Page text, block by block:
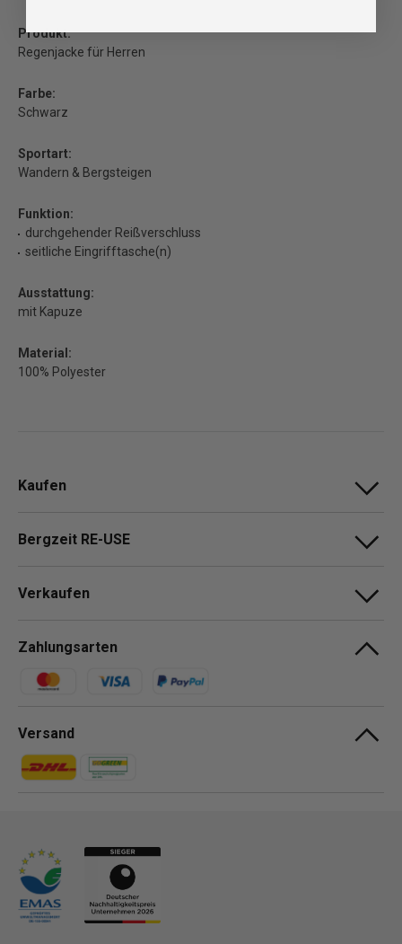
Produkt:
Regenjacke für Herren
Farbe:
Schwarz
Sportart:
Wandern & Bergsteigen
Funktion:
durchgehender Reißverschluss
seitliche Eingrifftasche(n)
Ausstattung:
mit Kapuze
Material:
100% Polyester
Kaufen
Bergzeit RE-USE
Verkaufen
Zahlungsarten
Zahlungsmethoden
Versand
Zahlungsmethoden
Zahlungsmethoden